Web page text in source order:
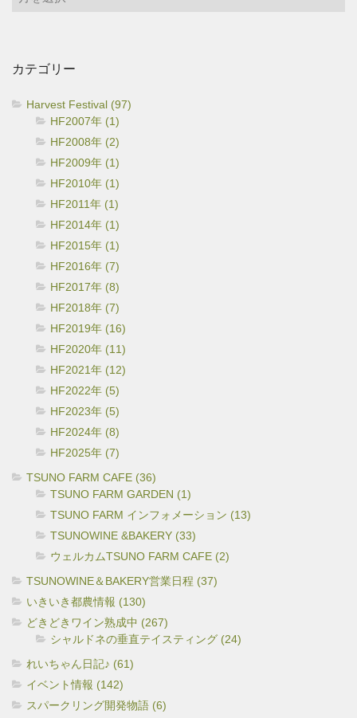
ブ
カテゴリー
Harvest Festival (97)
HF2007年 (1)
HF2008年 (2)
HF2009年 (1)
HF2010年 (1)
HF2011年 (1)
HF2014年 (1)
HF2015年 (1)
HF2016年 (7)
HF2017年 (8)
HF2018年 (7)
HF2019年 (16)
HF2020年 (11)
HF2021年 (12)
HF2022年 (5)
HF2023年 (5)
HF2024年 (8)
HF2025年 (7)
TSUNO FARM CAFE (36)
TSUNO FARM GARDEN (1)
TSUNO FARM インフォメーション (13)
TSUNOWINE &BAKERY (33)
ウェルカムTSUNO FARM CAFE (2)
TSUNOWINE＆BAKERY営業日程 (37)
いきいき都農情報 (130)
どきどきワイン熟成中 (267)
シャルドネの垂直テイスティング (24)
れいちゃん日記♪ (61)
イベント情報 (142)
スパークリング開発物語 (6)